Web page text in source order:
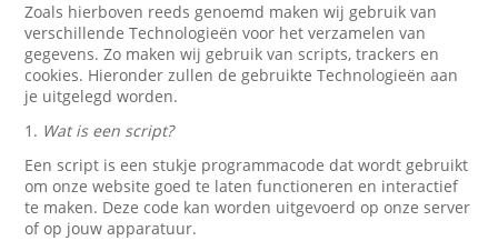
Zoals hierboven reeds genoemd maken wij gebruik van
verschillende Technologieën voor het verzamelen van
gegevens. Zo maken wij gebruik van scripts, trackers en
cookies. Hieronder zullen de gebruikte Technologieën aan
je uitgelegd worden.
1. Wat is een script?
Een script is een stukje programmacode dat wordt gebruikt
om onze website goed te laten functioneren en interactief
te maken. Deze code kan worden uitgevoerd op onze server
of op jouw apparatuur.